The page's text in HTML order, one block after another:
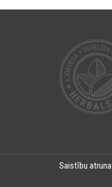
Saistību atruna